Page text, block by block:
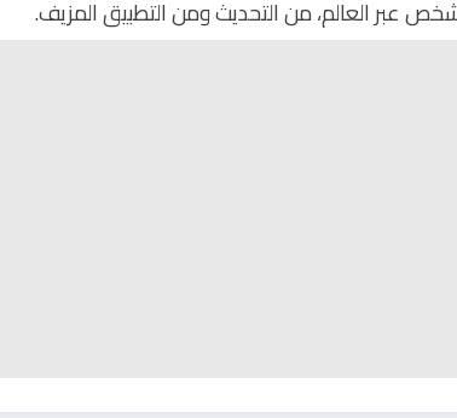
عبر العالم، من التحديث ومن التطبيق المزيف.